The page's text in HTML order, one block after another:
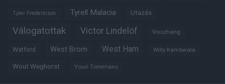
Tyler Fredericson Tyrell Malacia Utazás
Válogatottak Victor Lindelöf Visszhang
Watford West Brom West Ham Willy Kambwala
Wout Weghorst Youri Tielemans